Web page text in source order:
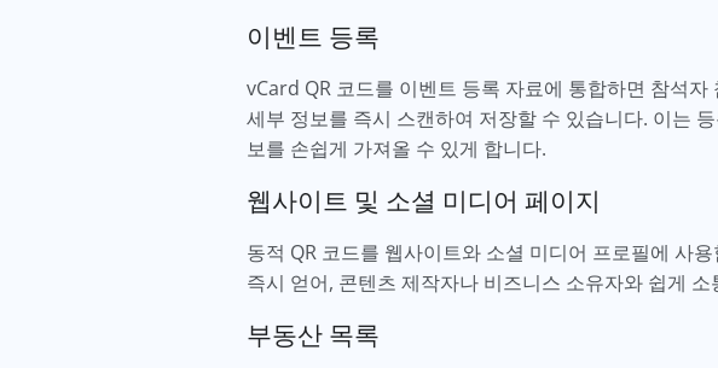
이벤트 등록
vCard QR 코드를 이벤트 등록 자료에 통합하면 참석
세부 정보를 즉시 스캔하여 저장할 수 있습니다. 이는
보를 손쉽게 가져올 수 있게 합니다.
웹사이트 및 소셜 미디어 페이지
동적 QR 코드를 웹사이트와 소셜 미디어 프로필에 사
즉시 얻어, 콘텐츠 제작자나 비즈니스 소유자와 쉽게
부동산 목록